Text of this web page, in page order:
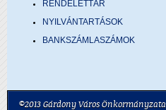
RENDELETTÁR
NYILVÁNTARTÁSOK
BANKSZÁMLASZÁMOK
©2013 Gárdony Város Önkormányzata